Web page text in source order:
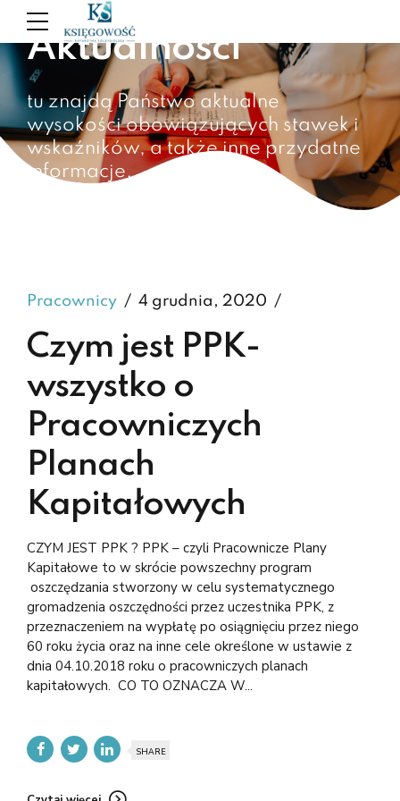
Aktualności
tu znajdą Państwo aktualne
wysokości obowiązujących stawek i
wskaźników, a także inne przydatne
informacje.
Pracownicy 4 grudnia, 2020
Czym jest PPK-
wszystko o
Pracowniczych
Planach
Kapitałowych
CZYM JEST PPK ? PPK – czyli Pracownicze Plany
Kapitałowe to w skrócie powszechny program
oszczędzania stworzony w celu systematycznego
gromadzenia oszczędności przez uczestnika PPK, z
przeznaczeniem na wypłatę po osiągnięciu przez niego
60 roku życia oraz na inne cele określone w ustawie z
dnia 04.10.2018 roku o pracowniczych planach
kapitałowych. CO TO OZNACZA W...
SHARE